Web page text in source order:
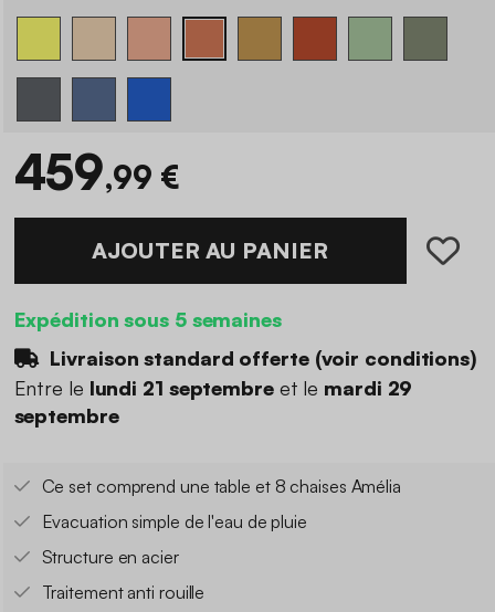
459,99 €
AJOUTER AU PANIER
Expédition sous 5 semaines
Livraison standard offerte (voir conditions)
Entre le lundi 21 septembreet le mardi 29
septembre
Ce set comprend une table et 8 chaises Amélia
Evacuation simple de l'eau de pluie
Structure en acier
Traitement anti rouille